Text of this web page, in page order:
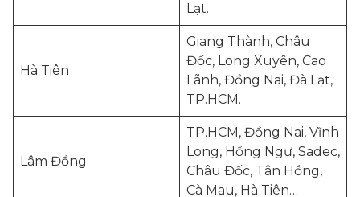
Lạt.
Hà Tiên
Giang Thành, Châu
Đốc, Long Xuyên, Cao
Lãnh, Đồng Nai, Đà Lạt,
TP.HCM.
Lâm Đồng
TP.HCM, Đồng Nai, Vĩnh
Long, Hồng Ngự, Sadec,
Châu Đốc, Tân Hồng,
Cà Mau, Hà Tiên…